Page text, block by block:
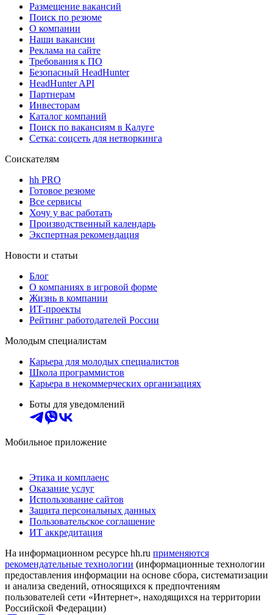
Размещение вакансий
Поиск по резюме
О компании
Наши вакансии
Реклама на сайте
Требования к ПО
Безопасный HeadHunter
HeadHunter API
Партнерам
Инвесторам
Каталог компаний
Поиск по вакансиям в Калуге
Сетка: соцсеть для нетворкинга
Соискателям
hh PRO
Готовое резюме
Все сервисы
Хочу у вас работать
Производственный календарь
Экспертная рекомендация
Новости и статьи
Блог
О компаниях в игровой форме
Жизнь в компании
ИТ-проекты
Рейтинг работодателей России
Молодым специалистам
Карьера для молодых специалистов
Школа программистов
Карьера в некоммерческих организациях
Боты для уведомлений
Мобильное приложение
Этика и комплаенс
Оказание услуг
Использование сайтов
Защита персональных данных
Пользовательское соглашение
ИТ аккредитация
На информационном ресурсе hh.ru применяются
рекомендательные технологии (информационные технологии
предоставления информации на основе сбора, систематизации
и анализа сведений, относящихся к предпочтениям
пользователей сети «Интернет», находящихся на территории
Российской Федерации)